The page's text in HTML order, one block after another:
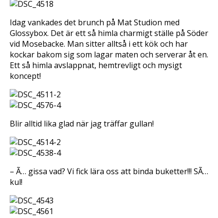
Idag vankades det brunch på Mat Studion med
Glossybox. Det är ett så himla charmigt ställe på Söder
vid Mosebacke. Man sitter alltså i ett kök och har
kockar bakom sig som lagar maten och serverar åt en.
Ett så himla avslappnat, hemtrevligt och mysigt
koncept!
Blir alltid lika glad när jag träffar gullan!
– Ã… gissa vad? Vi fick lära oss att binda buketter!!! SÃ…
kul!